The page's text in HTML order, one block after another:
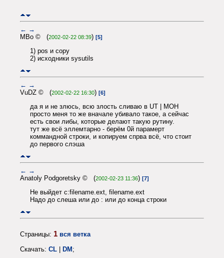
← →
MBo © (2002-02-22 08:39) [5]
1) pos и copy
2) исходники sysutils
← →
VuDZ © (2002-02-22 16:30) [6]
да я и не злюсь, всю злость сливаю в UT | MOH
просто меня то же вначале убивало такое, а сейчас
есть свои либы, которые делают такую рутину.
тут же всё эллемтарно - берём 0й парамерт
коммандной строки, и копируем спрва всё, что стоит
до первого слэша
← →
Anatoly Podgoretsky © (2002-02-23 11:36) [7]
Не выйдет c:filename.ext, filename.ext
Надо до слеша или до : или до конца строки
Страницы: 1 вся ветка
Скачать: CL | DM;